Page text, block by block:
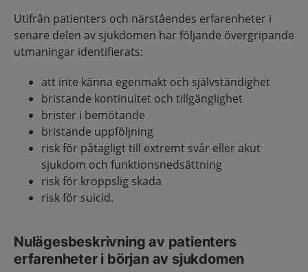
Utifrån patienters och närståendes erfarenheter i
senare delen av sjukdomen har följande övergripande
utmaningar identifierats:
att inte känna egenmakt och självständighet
bristande kontinuitet och tillgänglighet
brister i bemötande
bristande uppföljning
risk för påtagligt till extremt svår eller akut
sjukdom och funktionsnedsättning
risk för kroppslig skada
risk för suicid.
Nulägesbeskrivning av patienters
erfarenheter i början av sjukdomen